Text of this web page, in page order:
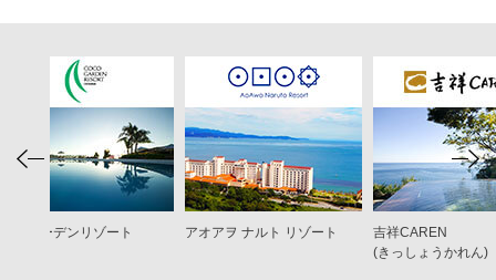
コ ガーデンリゾート
アオアヲ ナルト リゾート
吉祥CAREN
(きっしょうかれん)